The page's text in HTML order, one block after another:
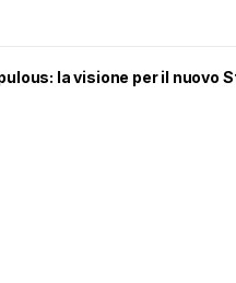
la visione per il nuovo